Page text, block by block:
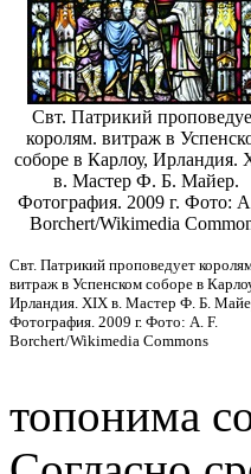
Свт. Патрикий
королям. витраж в
соборе в Карлоу, Ирландия.
в. Мастер Ф. Б. Майер.
Фотография. 2009 г. Фото:
Borchert/Wikimedia
Свт. Патрикий проповедует
витраж в Успенском соборе в
Ирландия. XIX в. Мастер Ф. Б.
Фотография. 2009 г. Фото: A. F.
Borchert/Wikimedia Commons
топонима